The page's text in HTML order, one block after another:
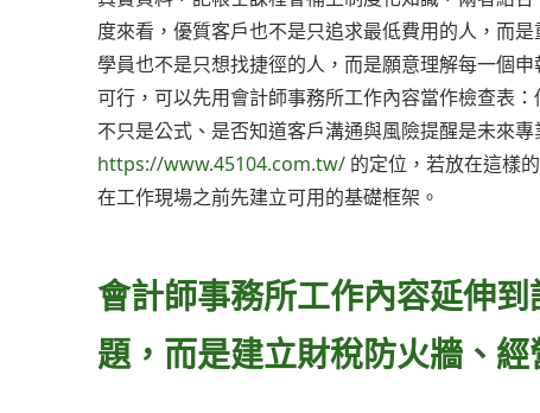
度來看，優質客戶也不是只追求最低費用的人，而
學員也不是只想找捷徑的人，而是願意理解每一個
可行，可以先用會計師事務所工作內容當作檢查表
不只是公式、是否知道客戶溝通與風險提醒是未來
https://www.45104.com.tw/ 的定位，若放在這樣
在工作現場之前先建立可用的基礎框架。
會計師事務所工作內容延伸
題，而是建立財稅防火牆、